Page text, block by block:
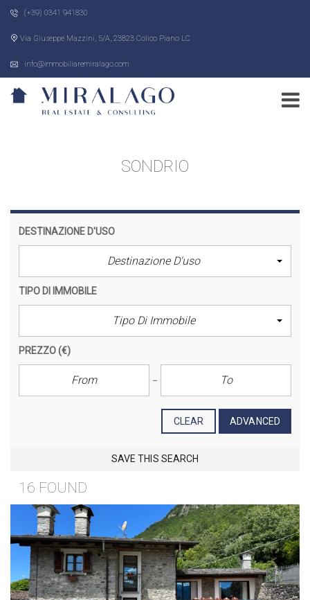
(+39) 0341 941830
Via Giuseppe Mazzini, 5/A, 23823 Colico Piano LC
info@immobiliaremiralago.com
SONDRIO
DESTINAZIONE D'USO
Destinazione D'uso
TIPO DI IMMOBILE
Tipo Di Immobile
PREZZO(€)
CLEAR ADVANCED
SAVE THIS SEARCH
16 FOUND